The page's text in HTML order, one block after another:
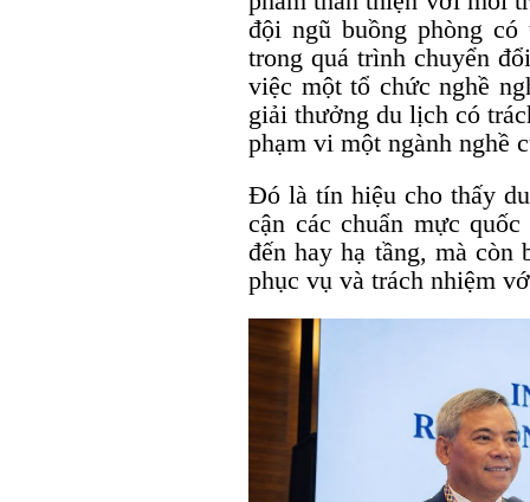
đội ngũ buồng phòng
trong quá trình chuyển
việc một tổ chức nghề
giải thưởng du lịch có
phạm vi một ngành nghề
Đó là tín hiệu cho thấy
cận các chuẩn mực
đến hay hạ tầng, mà còn
phục vụ và trách nhiệm